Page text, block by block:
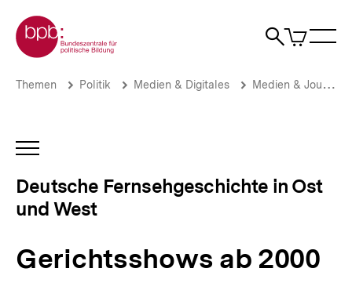
zum
Seiteninhalt
springen
Zur Startseite der bpb
Suche
Artikel
im
Gerichtsshows
Deutsche
Fernsehgeschichte
Ost
und
bpb.de
Brotkrümelnavigation
Pfadnavigation
Themen Politik Medien & Digitales Medien & Journalismus
INHALTSNAVIGATION
Deutsche Fernsehgeschichte in Ost
und West
Gerichtsshows ab 2000